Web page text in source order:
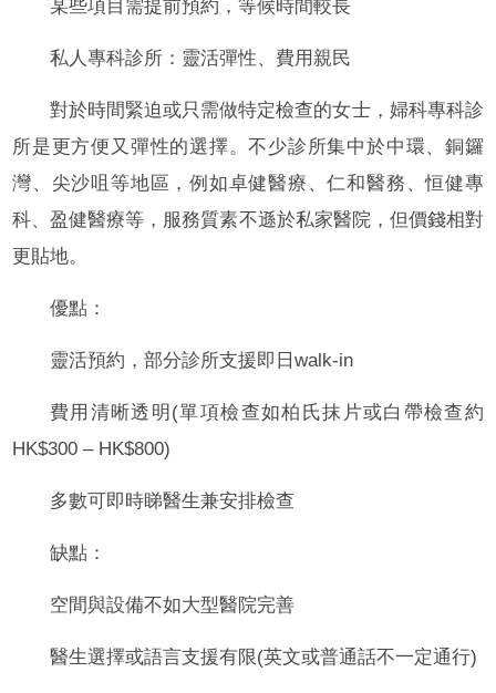
某些項目需提前預約，等候時間較長
私人專科診所：靈活彈性、費用親民
對於時間緊迫或只需做特定檢查的女士，婦科專科診
所是更方便又彈性的選擇。不少診所集中於中環、銅鑼
灣、尖沙咀等地區，例如卓健醫療、仁和醫務、恒健專
科、盈健醫療等，服務質素不遜於私家醫院，但價錢相對
更貼地。
優點：
靈活預約，部分診所支援即日walk-in
費用清晰透明(單項檢查如柏氏抹片或白帶檢查約
HK$300 – HK$800)
多數可即時睇醫生兼安排檢查
缺點：
空間與設備不如大型醫院完善
醫生選擇或語言支援有限(英文或普通話不一定通行)